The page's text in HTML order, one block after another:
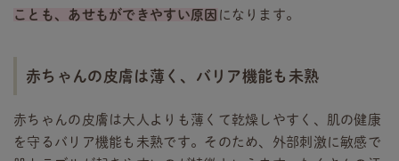
ことも、あせもができやすい原因 になります。
赤ちゃんの皮膚は薄く、バリア機能も未熟
赤ちゃんの皮膚は大人よりも薄くて乾燥しやすく、肌の健康
を守るバリア機能も未熟です。そのため、外部刺激に敏感で